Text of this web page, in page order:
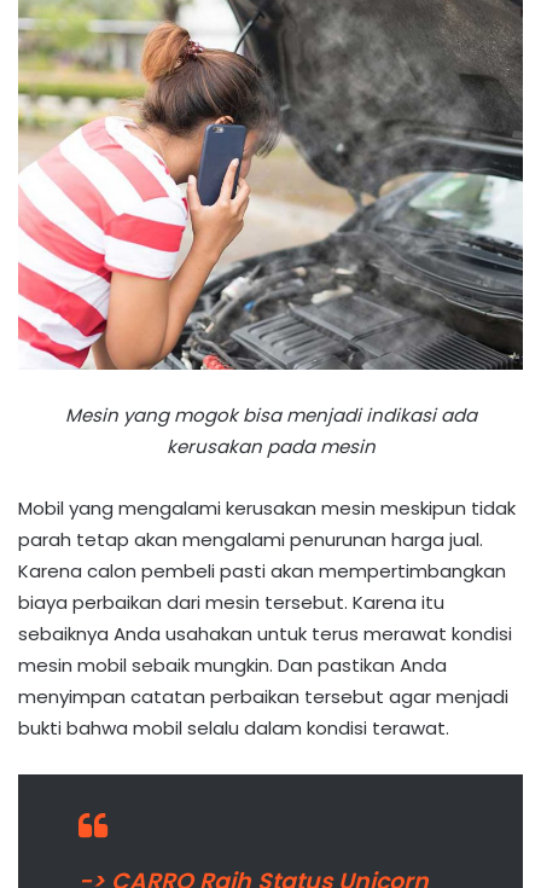
Mesin yang mogok bisa menjadi indikasi ada
kerusakan pada mesin
Mobil yang mengalami kerusakan mesin meskipun tidak
parah tetap akan mengalami penurunan harga jual.
Karena calon pembeli pasti akan mempertimbangkan
biaya perbaikan dari mesin tersebut. Karena itu
sebaiknya Anda usahakan untuk terus merawat kondisi
mesin mobil sebaik mungkin. Dan pastikan Anda
menyimpan catatan perbaikan tersebut agar menjadi
bukti bahwa mobil selalu dalam kondisi terawat.